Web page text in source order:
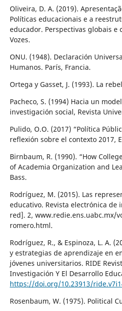
Oliveira, D. A. (2019).
Políticas educacionais e a
educador. Perspectivas globais e
Vozes.
ONU. (1948). Declaración
Humanos. París, Francia.
Ortega y Gasset, J. (1993). La
Pacheco, S. (1994) Hacia un
investigación social, Revista
Pulido, O.O. (2017) “Política
reflexión sobre el contexto 2017,
Birnbaum, R. (1990). “How
of Academia Organization and
Bass.
Rodríguez, M. (2015). Las
educativo. Revista electrónica de
red]. 2, www.redie.ens.uabc.mx/
romero.html.
Rodríguez, R., & Espinoza, L. A.
y estrategias de aprendizaje en
jóvenes universitarios. RIDE
Investigación Y El Desarrollo
https://doi.org/10.23913/
Rosenbaum, W. (1975). Political